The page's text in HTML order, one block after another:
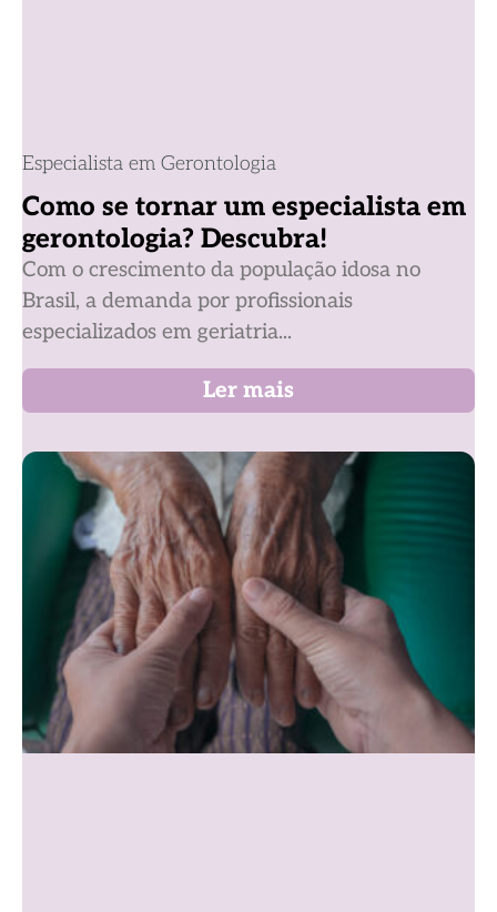
Especialista em Gerontologia
Como se tornar um especialista em
gerontologia? Descubra!
Com o crescimento da população idosa no
Brasil, a demanda por profissionais
especializados em geriatria...
Ler mais